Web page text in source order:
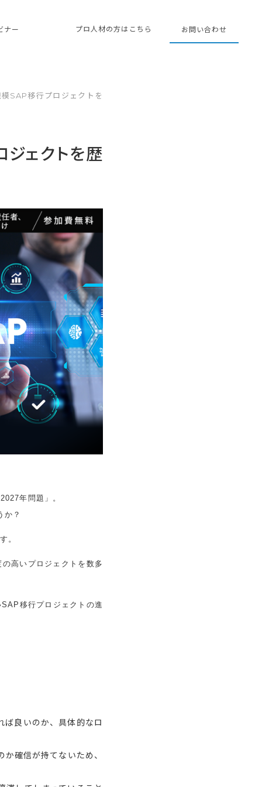
ナー プロ人材の方はこちら お問い合わせ
SAP移行プロジェクトを
ェクトを歴
年問題」。
か？
。
高いプロジェクトを数多
移行プロジェクトの進
良いのか、具体的なロ
確信が持てないため、